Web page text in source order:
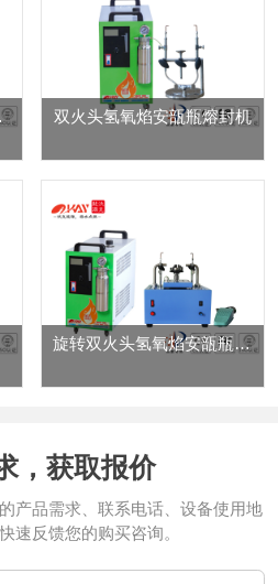
焊机 双火头氢氧焰安瓿瓶熔封机
旋转双火头氢氧焰安瓿瓶熔封机-半自动安瓿瓶封口机
，获取报价
产品需求、联系电话、设备使用地
速反馈您的购买咨询。